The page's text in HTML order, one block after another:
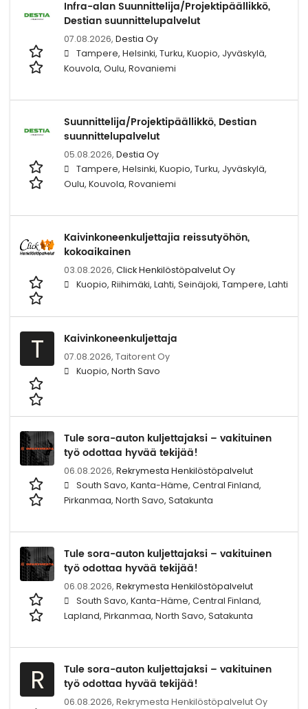
Infra-alan Suunnittelija/Projektipäällikkö,
Destian suunnittelupalvelut
07.08.2026, Destia Oy
Tampere, Helsinki, Turku, Kuopio, Jyväskylä,
Kouvola, Oulu, Rovaniemi
Suunnittelija/Projektipäällikkö, Destian
suunnittelupalvelut
05.08.2026, Destia Oy
Tampere, Helsinki, Kuopio, Turku, Jyväskylä,
Oulu, Kouvola, Rovaniemi
Kaivinkoneenkuljettajia reissutyöhön,
kokoaikainen
03.08.2026, Click Henkilöstöpalvelut Oy
Kuopio, Riihimäki, Lahti, Seinäjoki, Tampere, Lahti
T Kaivinkoneenkuljettaja
07.08.2026, Taitorent Oy
Kuopio, North Savo
Tule sora-auton kuljettajaksi – vakituinen
työ odottaa hyvää tekijää!
06.08.2026, Rekrymesta Henkilöstöpalvelut
South Savo, Kanta-Häme, Central Finland,
Pirkanmaa, North Savo, Satakunta
Tule sora-auton kuljettajaksi – vakituinen
työ odottaa hyvää tekijää!
06.08.2026, Rekrymesta Henkilöstöpalvelut
South Savo, Kanta-Häme, Central Finland,
Lapland, Pirkanmaa, North Savo, Satakunta
R
Tule sora-auton kuljettajaksi – vakituinen
työ odottaa hyvää tekijää!
06.08.2026, Rekrymesta Henkilöstöpalvelut Oy